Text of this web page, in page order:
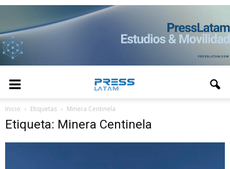
Inicio Etiquetas Minera Centinela
Etiqueta: Minera Centinela